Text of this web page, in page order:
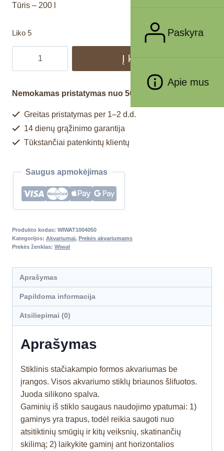
Paskyra
Apie mus
Tūris – 200 l
Liko 5
Į krepšelį
Nemokamas pristatymas nuo 50€
Greitas pristatymas per 1–2 d.d.
14 dienų grąžinimo garantija
Tūkstančiai patenkintų klientų
Saugus apmokėjimas
Produkto kodas: WIWAT1004050
Kategorijos: Akvariumai, Prekės akvariumams
Prekės ženklas: Wiwal
Aprašymas
Papildoma informacija
Atsiliepimai (0)
Aprašymas
Stiklinis stačiakampio formos akvariumas be
įrangos. Visos akvariumo stiklų briaunos šlifuotos.
Juoda silikono spalva.
Gaminių iš stiklo saugaus naudojimo ypatumai: 1)
gaminys yra trapus, todėl reikia saugoti nuo
atsitiktinių smūgių ir kitų veiksnių, skatinančių
skilimą; 2) laikykite gaminį ant horizontalios